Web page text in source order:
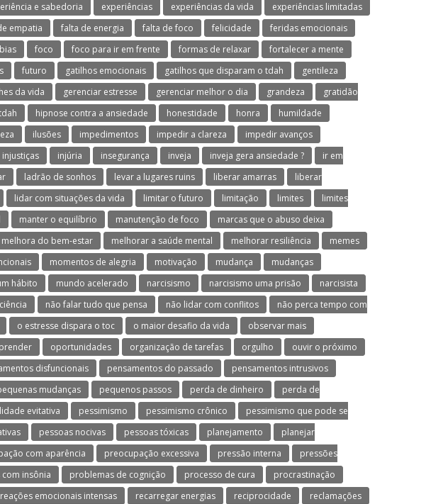
e sabedoria experiências experiências da vida
experiências limitadas
empatia falta de energia falta de foco felicidade
feridas emocionais
foco foco para ir em frente formas de relaxar
fortalecer a mente
futuro gatilhos emocionais gatilhos que disparam o tdah
gentileza
da vida gerenciar estresse gerenciar melhor o dia grandeza
gratidão
hipnose contra a ansiedade honestidade honra
humildade
ilusões impedimentos impedir a clareza
impedir avanços
injustiças injúria insegurança inveja inveja gera ansiedade ?
ir em
ladrão de sonhos levar a lugares ruins liberar amarras
liberar
lidar com situações da vida limitar o futuro limitação limites
limites
manter o equilíbrio manutenção de foco
marcas que o abuso deixa
melhora do bem-estar melhorar a saúde mental melhorar resiliência
memes
momentos de alegria motivação mudança
mudanças
hábito mundo acelerado narcisismo narcisismo uma prisão
narcisista
não falar tudo que pensa não lidar com conflitos
não perca tempo com
o estresse dispara o toc o maior desafio da vida
observar mais
oportunidades organização de tarefas orgulho
ouvir o próximo
disfuncionais pensamentos do passado
pensamentos intrusivos
mudanças pequenos passos perda de dinheiro
perda de
evitativa pessimismo pessimismo crônico
pessimismo que pode se
pessoas nocivas pessoas tóxicas planejamento
planejar
com aparência preocupação excessiva pressão interna
pressões
insônia problemas de cognição processo de cura
procrastinação
reações emocionais intensas recarregar energias reciprocidade
reclamações